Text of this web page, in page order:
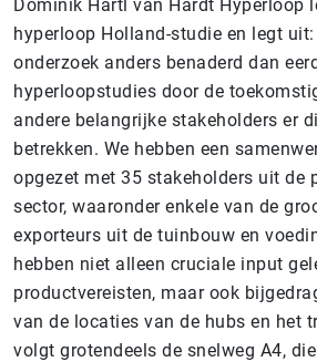
Dominik Härtl van Hardt Hyperloop
hyperloop Holland-studie en legt uit:
onderzoek anders benaderd dan
hyperloopstudies door de
andere belangrijke stakeholders er
betrekken. We hebben een
opgezet met 35 stakeholders uit de
sector, waaronder enkele van de
exporteurs uit de tuinbouw en
hebben niet alleen cruciale input
productvereisten, maar ook
van de locaties van de hubs en het
volgt grotendeels de snelweg A4,